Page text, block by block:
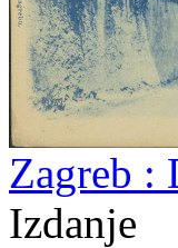
Zagreb :
Izdanje